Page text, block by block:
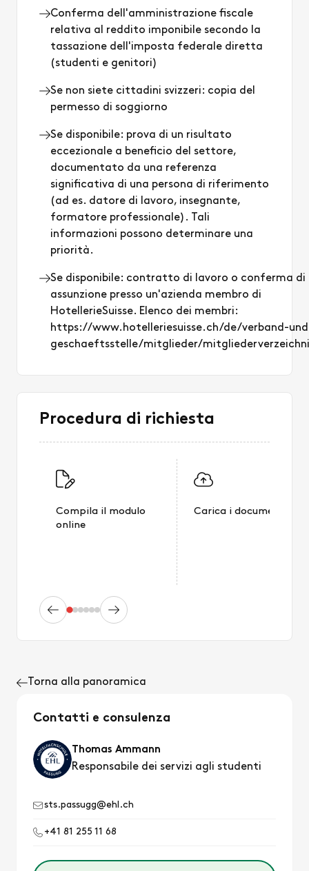
Conferma dell'amministrazione fiscale
relativa al reddito imponibile secondo la
tassazione dell'imposta federale diretta
(studenti e genitori)
Se non siete cittadini svizzeri: copia del
permesso di soggiorno
Se disponibile: prova di un risultato
eccezionale a beneficio del settore,
documentato da una referenza
significativa di una persona di riferimento
(ad es. datore di lavoro, insegnante,
formatore professionale). Tali
informazioni possono determinare una
priorità.
Se disponibile: contratto di lavoro o conferma di
assunzione presso un'azienda membro di
HotellerieSuisse. Elenco dei membri:
https://www.hotelleriesuisse.ch/de/verband-
geschaeftsstelle/mitglieder/
Procedura di richiesta
Compila il modulo
online
Carica i documenti
Torna alla panoramica
Contatti e consulenza
Thomas Ammann
Responsabile dei servizi agli studenti
sts.passugg@ehl.ch
+41 81 255 11 68